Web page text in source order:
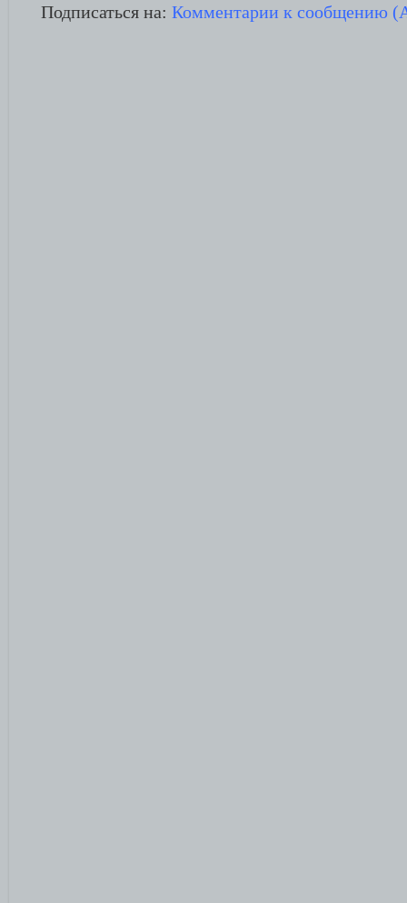
Подписаться на: Комментарии к сообщению